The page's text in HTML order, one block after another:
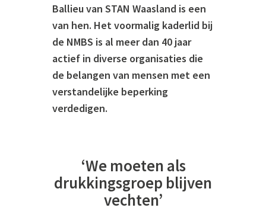
Ballieu van STAN Waasland is een
van hen. Het voormalig kaderlid bij
de NMBS is al meer dan 40 jaar
actief in diverse organisaties die
de belangen van mensen met een
verstandelijke beperking
verdedigen.
‘We moeten als
drukkingsgroep blijven
vechten’